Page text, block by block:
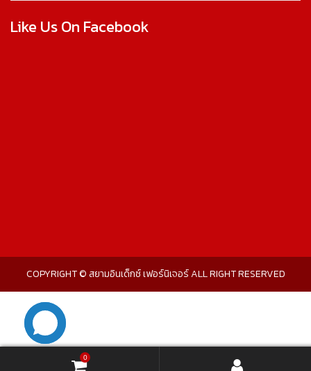
Like Us On Facebook
COPYRIGHT © สยามอินเด็กซ์ เฟอร์นิเจอร์ ALL RIGHT RESERVED
0